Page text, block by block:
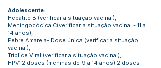
Adolescente:
Hepatite B (verificar a situação vacinal),
Meningocócica C(verificar a situação vacinal - 11 a
14 anos),
Febre Amarela- Dose única (verificar a situação
vacinal),
Tríplice Viral (verificar a situação vacinal),
HPV: 2 doses (meninas de 9 a 14 anos) 2 doses